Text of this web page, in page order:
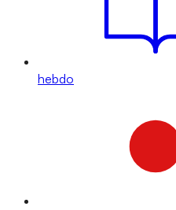
hebdo